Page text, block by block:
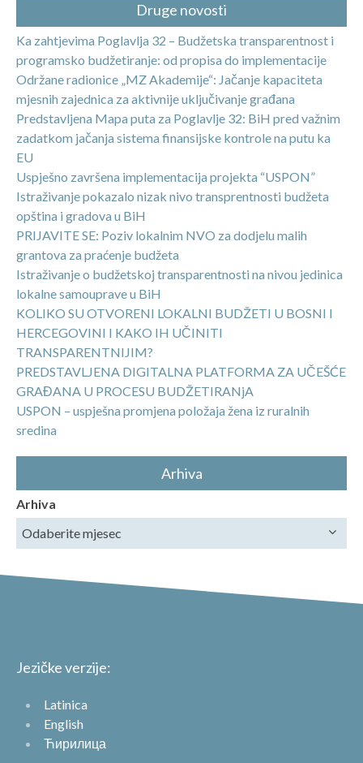
Druge novosti
Ka zahtjevima Poglavlja 32 – Budžetska transparentnost i
programsko budžetiranje: od propisa do implementacije
Održane radionice „MZ Akademije“: Jačanje kapaciteta
mjesnih zajednica za aktivnije uključivanje građana
Predstavljena Mapa puta za Poglavlje 32: BiH pred važnim
zadatkom jačanja sistema finansijske kontrole na putu ka
EU
Uspješno završena implementacija projekta “USPON”
Istraživanje pokazalo nizak nivo transprentnosti budžeta
opština i gradova u BiH
PRIJAVITE SE: Poziv lokalnim NVO za dodjelu malih
grantova za praćenje budžeta
Istraživanje o budžetskoj transparentnosti na nivou jedinica
lokalne samouprave u BiH
KOLIKO SU OTVORENI LOKALNI BUDŽETI U BOSNI I
HERCEGOVINI I KAKO IH UČINITI
TRANSPARENTNIJIM?
PREDSTAVLJENA DIGITALNA PLATFORMA ZA UČEŠĆE
GRAĐANA U PROCESU BUDŽETIRANjA
USPON – uspješna promjena položaja žena iz ruralnih
sredina
Arhiva
Arhiva
Jezičke verzije:
Latinica
English
Ћирилица